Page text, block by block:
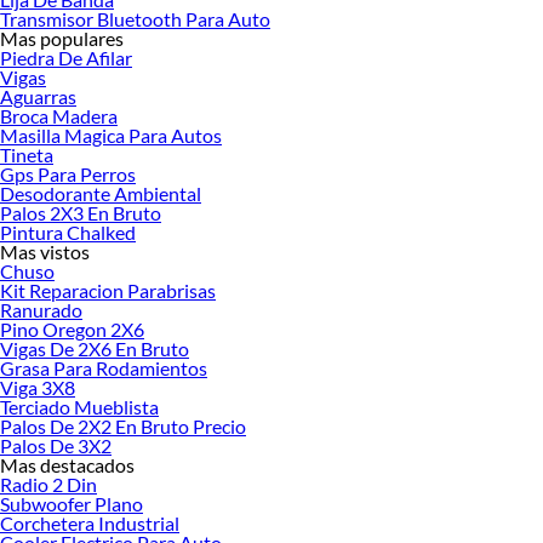
¿Qué es?
techumbres, canales y cubiertas.
¿Cuándo usar cada tipo?
fisuras pequeñas, butílico para metales y hojalatería, cinta para soluciones
rápidas.
¿Cómo aplicar?
calafatera, y deja secar entre 2 y 24 horas.
Con el paso de los años se pueden debilitar las planchas de cubiertas, fijaciones y
traslapes en techos y canales de aguas lluvias. Por esto, es recomendable realizar
mantenimientos periódicos y utilizar los productos adecuados para sellar
filtraciones.
Superficies Compatibles
Aplica selladores impermeabilizantes en las siguientes superficies:
Zinc y zincalum
Fibrocemento
Tejas
Hojalatería
Madera
Albañilería y loza
Metal
Tipos de Tapagoteras y Sus Usos
Transmisor Bluetooth Para Auto
Mas populares
Piedra De Afilar
Vigas
Aguarras
Broca Madera
Masilla Magica Para Autos
Tineta
Gps Para Perros
Desodorante Ambiental
Palos 2X3 En Bruto
Pintura Chalked
Mas vistos
Chuso
Kit Reparacion Parabrisas
Ranurado
Pino Oregon 2X6
Vigas De 2X6 En Bruto
Grasa Para Rodamientos
Viga 3X8
Terciado Mueblista
Palos De 2X2 En Bruto Precio
Palos De 3X2
Mas destacados
Radio 2 Din
Subwoofer Plano
Corchetera Industrial